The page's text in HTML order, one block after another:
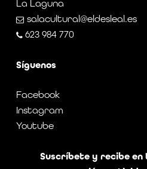
La Laguna
salacultural@eldesleal.es
623 984 770
Síguenos
Facebook
Instagram
Youtube
Suscríbete y recibe